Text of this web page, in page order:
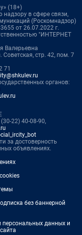
(18+)
в сфере связи,
(Роскомнадзор)
от 26.07.2022 г.
"ИНТЕРНЕТ
Валерьевна
Советская, стр. 42, пом. 7
71
органов:
22) 40-08-90,
за достоверность
объявлениях.
без баннерной
персональных данных и